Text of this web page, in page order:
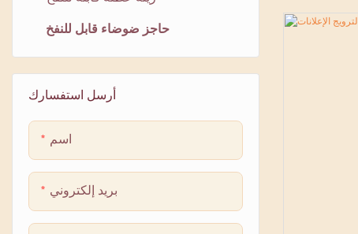
حاجز ضوضاء قابل للنفخ
أرسل استفسارك
اسم
بريد إلكتروني